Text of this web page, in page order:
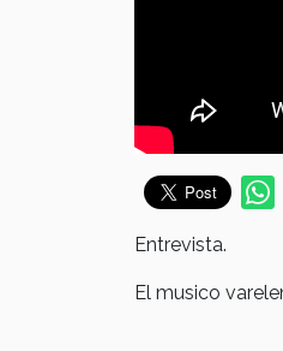
Entrevista.
El musico